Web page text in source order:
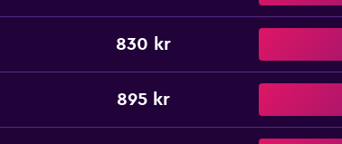
830 kr
895 kr